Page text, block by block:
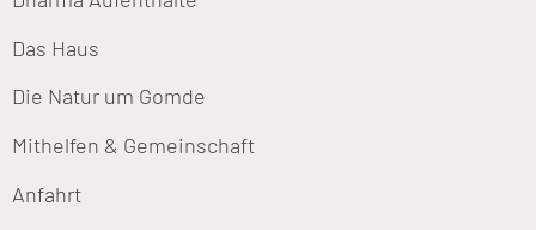
Das Haus
Die Natur um Gomde
Mithelfen & Gemeinschaft
Anfahrt